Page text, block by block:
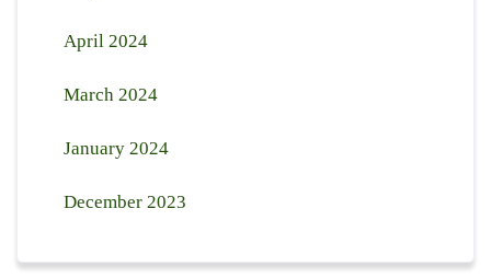
April 2024
March 2024
January 2024
December 2023